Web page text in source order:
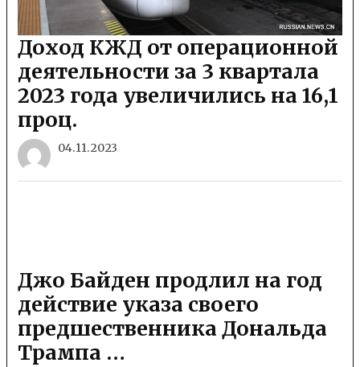
Доход КЖД от операционной
деятельности за 3 квартала
2023 года увеличились на 16,1
проц.
04.11.2023
Джо Байден продлил на год
действие указа своего
предшественника Дональда
Трампа …